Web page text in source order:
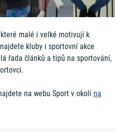
malé i velké motivují k
kluby i sportovní akce
řada článků a tipů na sportování,
na webu Sport v okolí na